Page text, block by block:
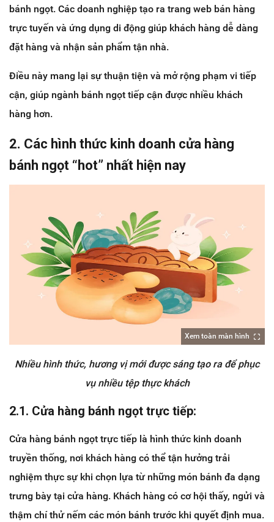
bánh ngọt. Các doanh nghiệp tạo ra trang web bán hàng
trực tuyến và ứng dụng di động giúp khách hàng dễ dàng
đặt hàng và nhận sản phẩm tận nhà.
Điều này mang lại sự thuận tiện và mở rộng phạm vi tiếp
cận, giúp ngành bánh ngọt tiếp cận được nhiều khách
hàng hơn.
2. Các hình thức kinh doanh cửa hàng
bánh ngọt “hot” nhất hiện nay
Xem toàn màn hình
Nhiều hình thức, hương vị mới được sáng tạo ra để phục
vụ nhiều tệp thực khách
2.1. Cửa hàng bánh ngọt trực tiếp:
Cửa hàng bánh ngọt trực tiếp là hình thức kinh doanh
truyền thống, nơi khách hàng có thể tận hưởng trải
nghiệm thực sự khi chọn lựa từ những món bánh đa dạng
trưng bày tại cửa hàng. Khách hàng có cơ hội thấy, ngửi và
thậm chí thử nếm các món bánh trước khi quyết định mua.